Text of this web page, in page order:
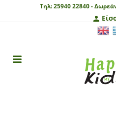
Τηλ:25940 22840 -